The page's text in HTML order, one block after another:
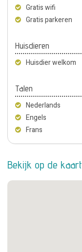
Gratis wifi
Gratis parkeren
Huisdieren
Huisdier welkom
Talen
Nederlands
Engels
Frans
Bekijk op de kaart